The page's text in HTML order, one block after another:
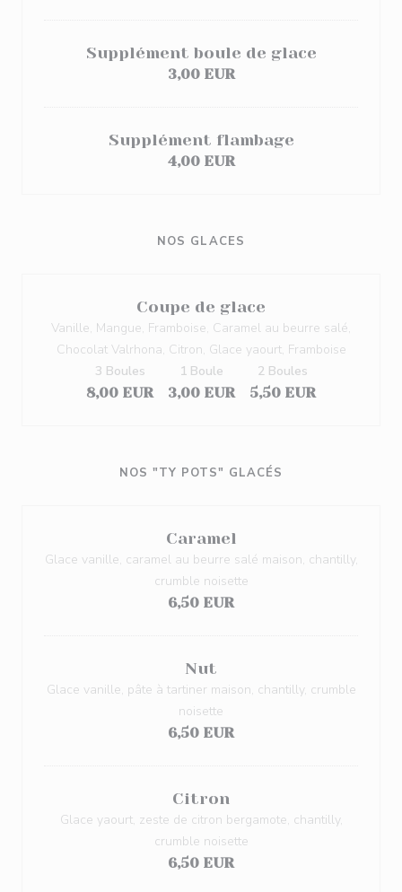
Supplément boule de glace
3,00 EUR
Supplément flambage
4,00 EUR
NOS GLACES
Coupe de glace
Vanille, Mangue, Framboise, Caramel au beurre salé,
Chocolat Valrhona, Citron, Glace yaourt, Framboise
8,00 EUR
3 Boules
3,00 EUR
1 Boule
5,50 EUR
2 Boules
NOS "TY POTS" GLACÉS
Caramel
Glace vanille, caramel au beurre salé maison, chantilly,
crumble noisette
6,50 EUR
Nut
Glace vanille, pâte à tartiner maison, chantilly, crumble
noisette
6,50 EUR
Citron
Glace yaourt, zeste de citron bergamote, chantilly,
crumble noisette
6,50 EUR